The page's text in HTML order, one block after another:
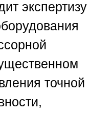
экспертизу
точной